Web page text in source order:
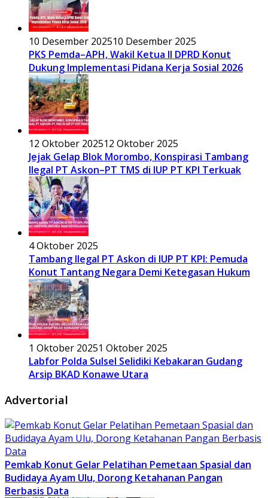
10 Desember 202510 Desember 2025
PKS Pemda–APH, Wakil Ketua II DPRD Konut
Dukung Implementasi Pidana Kerja Sosial 2026
12 Oktober 202512 Oktober 2025
Jejak Gelap Blok Morombo, Konspirasi Tambang
Ilegal PT Askon–PT TMS di IUP PT KPI Terkuak
4 Oktober 2025
Tambang Ilegal PT Askon di IUP PT KPI: Pemuda
Konut Tantang Negara Demi Ketegasan Hukum
1 Oktober 20251 Oktober 2025
Labfor Polda Sulsel Selidiki Kebakaran Gudang
Arsip BKAD Konawe Utara
Advertorial
Pemkab Konut Gelar Pelatihan Pemetaan Spasial dan
Budidaya Ayam Ulu, Dorong Ketahanan Pangan
Berbasis Data